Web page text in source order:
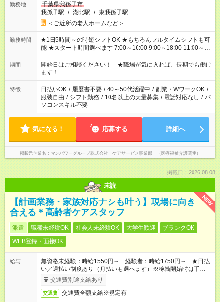
勤務地
千葉県我孫子市
我孫子駅 / 湖北駅 / 東我孫子駅
＜ご近所の老人ホームなど＞
勤務時間
★1日5時間～の時短シフトOK ★もちろんフルタイムシフトも可
能 ★スタート時間選べます 7:00～16:00 9:00～18:00 11:00～
20:00 など 残業なし！ ※Wワークの場合、他のお仕事と合わせ
週40時間超の就業はご案内できません ※法令に基づき、週20時
間以上勤務は社会保険への加入対象となります ※労働者派遣法
（日雇い派遣の原則禁止）により、短時間・短期間の就業はご
案内が難しい場合があります
期間
開始日はご相談ください！ ★職場が気に入れば、長期でも働け
ます！
特徴 日払いOK / 履歴書不要 / 40～50代活躍中 / 副業・WワークOK /
服装自由 / シフト勤務 / 10名以上の大量募集 / 電話対応なし / パ
ソコンスキル不要
気になる！ 応募する 詳細へ
掲載元企業名 マンパワーグループ株式会社 ケアサービス事業部 （医療福祉介護関連）
掲載日：2026.08.08
未読
NEW
【計画業務・家族対応ナシも叶う】現場に向き
合える＊高齢者ケアスタッフ
派遣 職種未経験OK 社会人未経験OK 大学生歓迎
ブランクOK
WEB登録・面接OK
給与
無資格未経験：時給1550円～ 経験者：時給1750円～ ★日払
い／週払い制度あり（月払いも選べます）※稼働開始時は手続き
完了次第のお支払いとなります。
交通費別途支給あり
交通費 交通費全額支給※規定有